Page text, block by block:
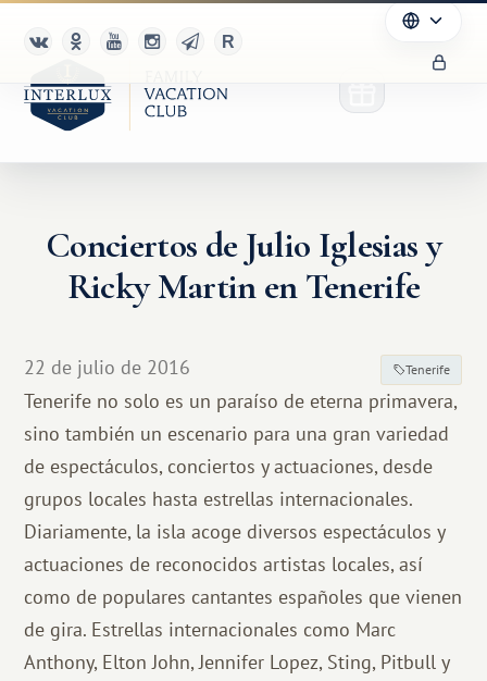
Conciertos de Julio Iglesias y
Ricky Martin en Tenerife
22 de julio de 2016 Tenerife
Tenerife no solo es un paraíso de eterna primavera,
sino también un escenario para una gran variedad
de espectáculos, conciertos y actuaciones, desde
grupos locales hasta estrellas internacionales.
Diariamente, la isla acoge diversos espectáculos y
actuaciones de reconocidos artistas locales, así
como de populares cantantes españoles que vienen
de gira. Estrellas internacionales como Marc
Anthony, Elton John, Jennifer Lopez, Sting, Pitbull y